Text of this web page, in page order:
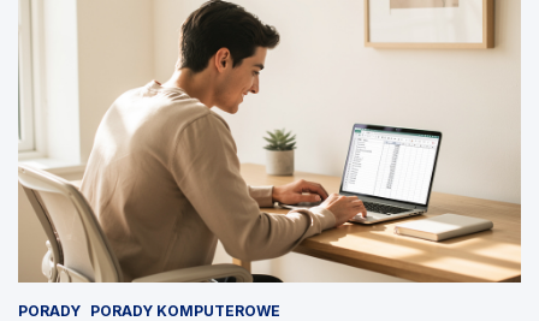
PORADY PORADY KOMPUTEROWE